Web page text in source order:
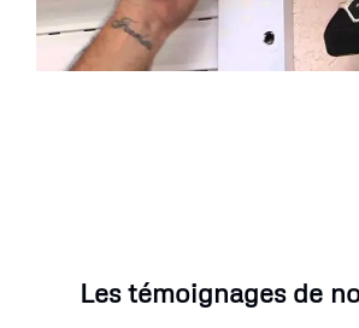
Les témoignages de